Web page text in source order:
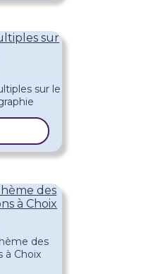
sur
des
à Choix